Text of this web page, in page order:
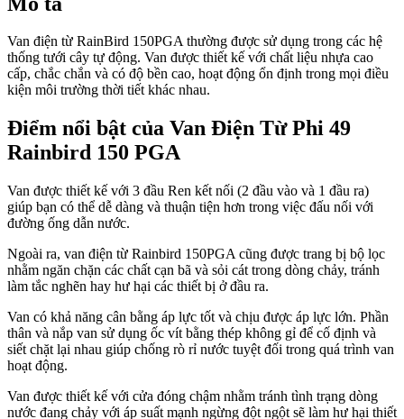
Van điện từ RainBird 150PGA thường được sử dụng trong các hệ
thống tưới cây tự động. Van được thiết kế với chất liệu nhựa cao
cấp, chắc chắn và có độ bền cao, hoạt động ổn định trong mọi điều
kiện môi trường thời tiết khác nhau.
Điểm nổi bật của Van Điện Từ Phi 49
Rainbird 150 PGA
Van được thiết kế với 3 đầu Ren kết nối (2 đầu vào và 1 đầu ra)
giúp bạn có thể dễ dàng và thuận tiện hơn trong việc đấu nối với
đường ống dẫn nước.
Ngoài ra, van điện từ Rainbird 150PGA cũng được trang bị bộ lọc
nhằm ngăn chặn các chất cạn bã và sỏi cát trong dòng chảy, tránh
làm tắc nghẽn hay hư hại các thiết bị ở đầu ra.
Van có khả năng cân bằng áp lực tốt và chịu được áp lực lớn. Phần
thân và nắp van sử dụng ốc vít bằng thép không gỉ để cố định và
siết chặt lại nhau giúp chống rò rỉ nước tuyệt đối trong quá trình van
hoạt động.
Van được thiết kế với cửa đóng chậm nhằm tránh tình trạng dòng
nước đang chảy với áp suất mạnh ngừng đột ngột sẽ làm hư hại thiết